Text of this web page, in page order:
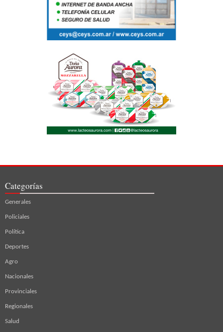
Categorías
Generales
Policiales
Política
Deportes
Agro
Nacionales
Provinciales
Regionales
Salud